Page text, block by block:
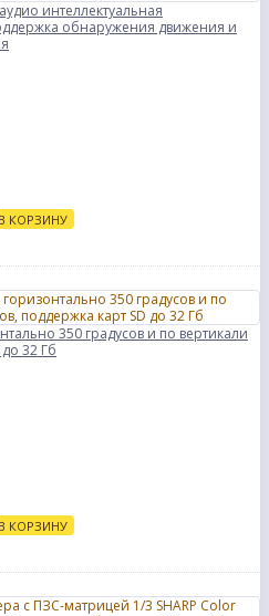
интеллектуальная
обнаружения движения и
В КОРЗИНУ
350 градусов и по вертикали
32 Гб
В КОРЗИНУ